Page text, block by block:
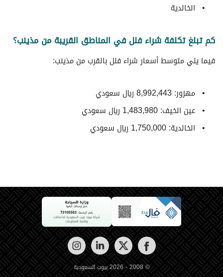
الخالدية
كم تبلغ تكلفة شراء فلل في المناطق القريبة من مذينب؟
فيما يلي متوسط ​​أسعار شراء فلل بالقرب من مذينب:
مهزور: 8,992,443 ريال سعودي
عين الخيف: 1,483,980 ريال سعودي
الخالدية: 1,750,000 ريال سعودي
© 2008 - 2026 بيوت السعودية